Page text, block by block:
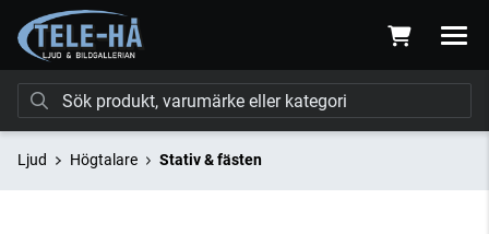
Ljud Högtalare Stativ & fästen